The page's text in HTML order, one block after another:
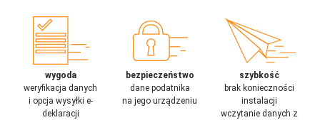
wygoda
weryfikacja danych
i opcja wysyłki e-
deklaracji
bezpieczeństwo
dane podatnika
na jego urządzeniu
szybkość
brak konieczności
instalacji
wczytanie danych z